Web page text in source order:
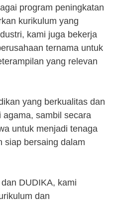
program peningkatan
kurikulum yang
kami juga bekerja
ternama untuk
yang relevan
yang berkualitas dan
agama, sambil secara
untuk menjadi tenaga
siap bersaing dalam
DUDIKA, kami
dan